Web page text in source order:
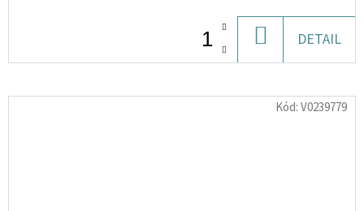
KOŠÍKU
DETAIL
Kód:V0239779